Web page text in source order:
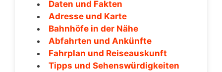
Daten und Fakten
Adresse und Karte
Bahnhöfe in der Nähe
Abfahrten und Ankünfte
Fahrplan und Reiseauskunft
Tipps und Sehenswürdigkeiten